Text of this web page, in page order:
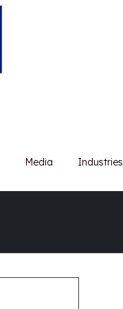
Media Industries